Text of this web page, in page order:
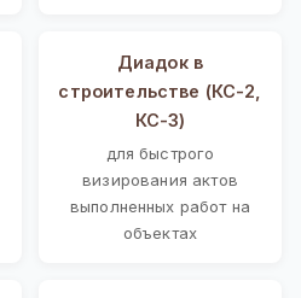
Диадок в
строительстве (КС-2,
КС-3)
для быстрого
визирования актов
выполненных работ на
объектах